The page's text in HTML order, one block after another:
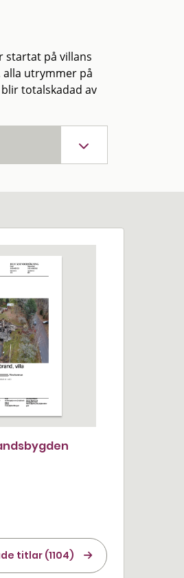
startat på villans
utrymmer på
totalskadad av
titlar (1104)